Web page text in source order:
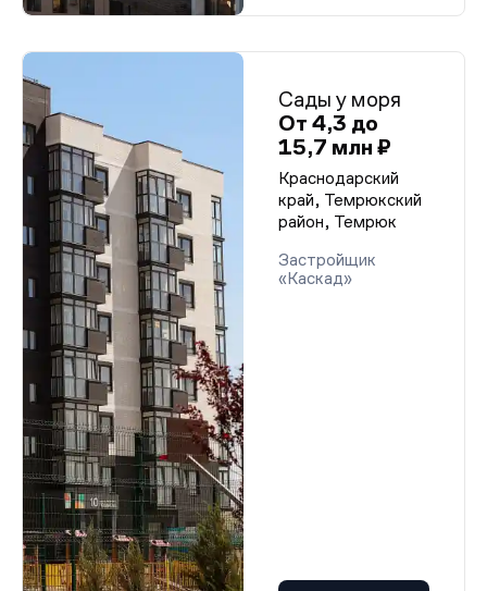
Сады у моря
От 4,3 до
15,7 млн ₽
Краснодарский
край, Темрюкский
район, Темрюк
Застройщик
«Каскад»